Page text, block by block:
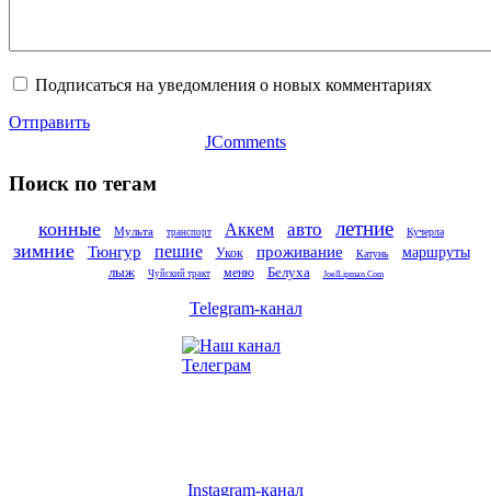
Подписаться на уведомления о новых комментариях
Отправить
JComments
Поиск по тегам
конные Мульта транспорт Аккем авто летние Кучерла
зимние Тюнгур пешие Укок проживание Катунь
маршруты
лыж
Чуйский тракт меню Белуха JoelLipman.Com
Telegram-канал
Instagram-канал